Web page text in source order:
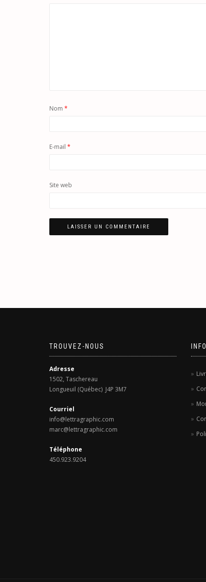
Nom *
E-mail *
Site web
TROUVEZ-NOUS
Adresse
1502, Taschereau
Longueuil (Québec) J4P 3M7
Courriel
info@lettragraphic.com
marc@lettragraphic.com
Téléphone
450.923.9204